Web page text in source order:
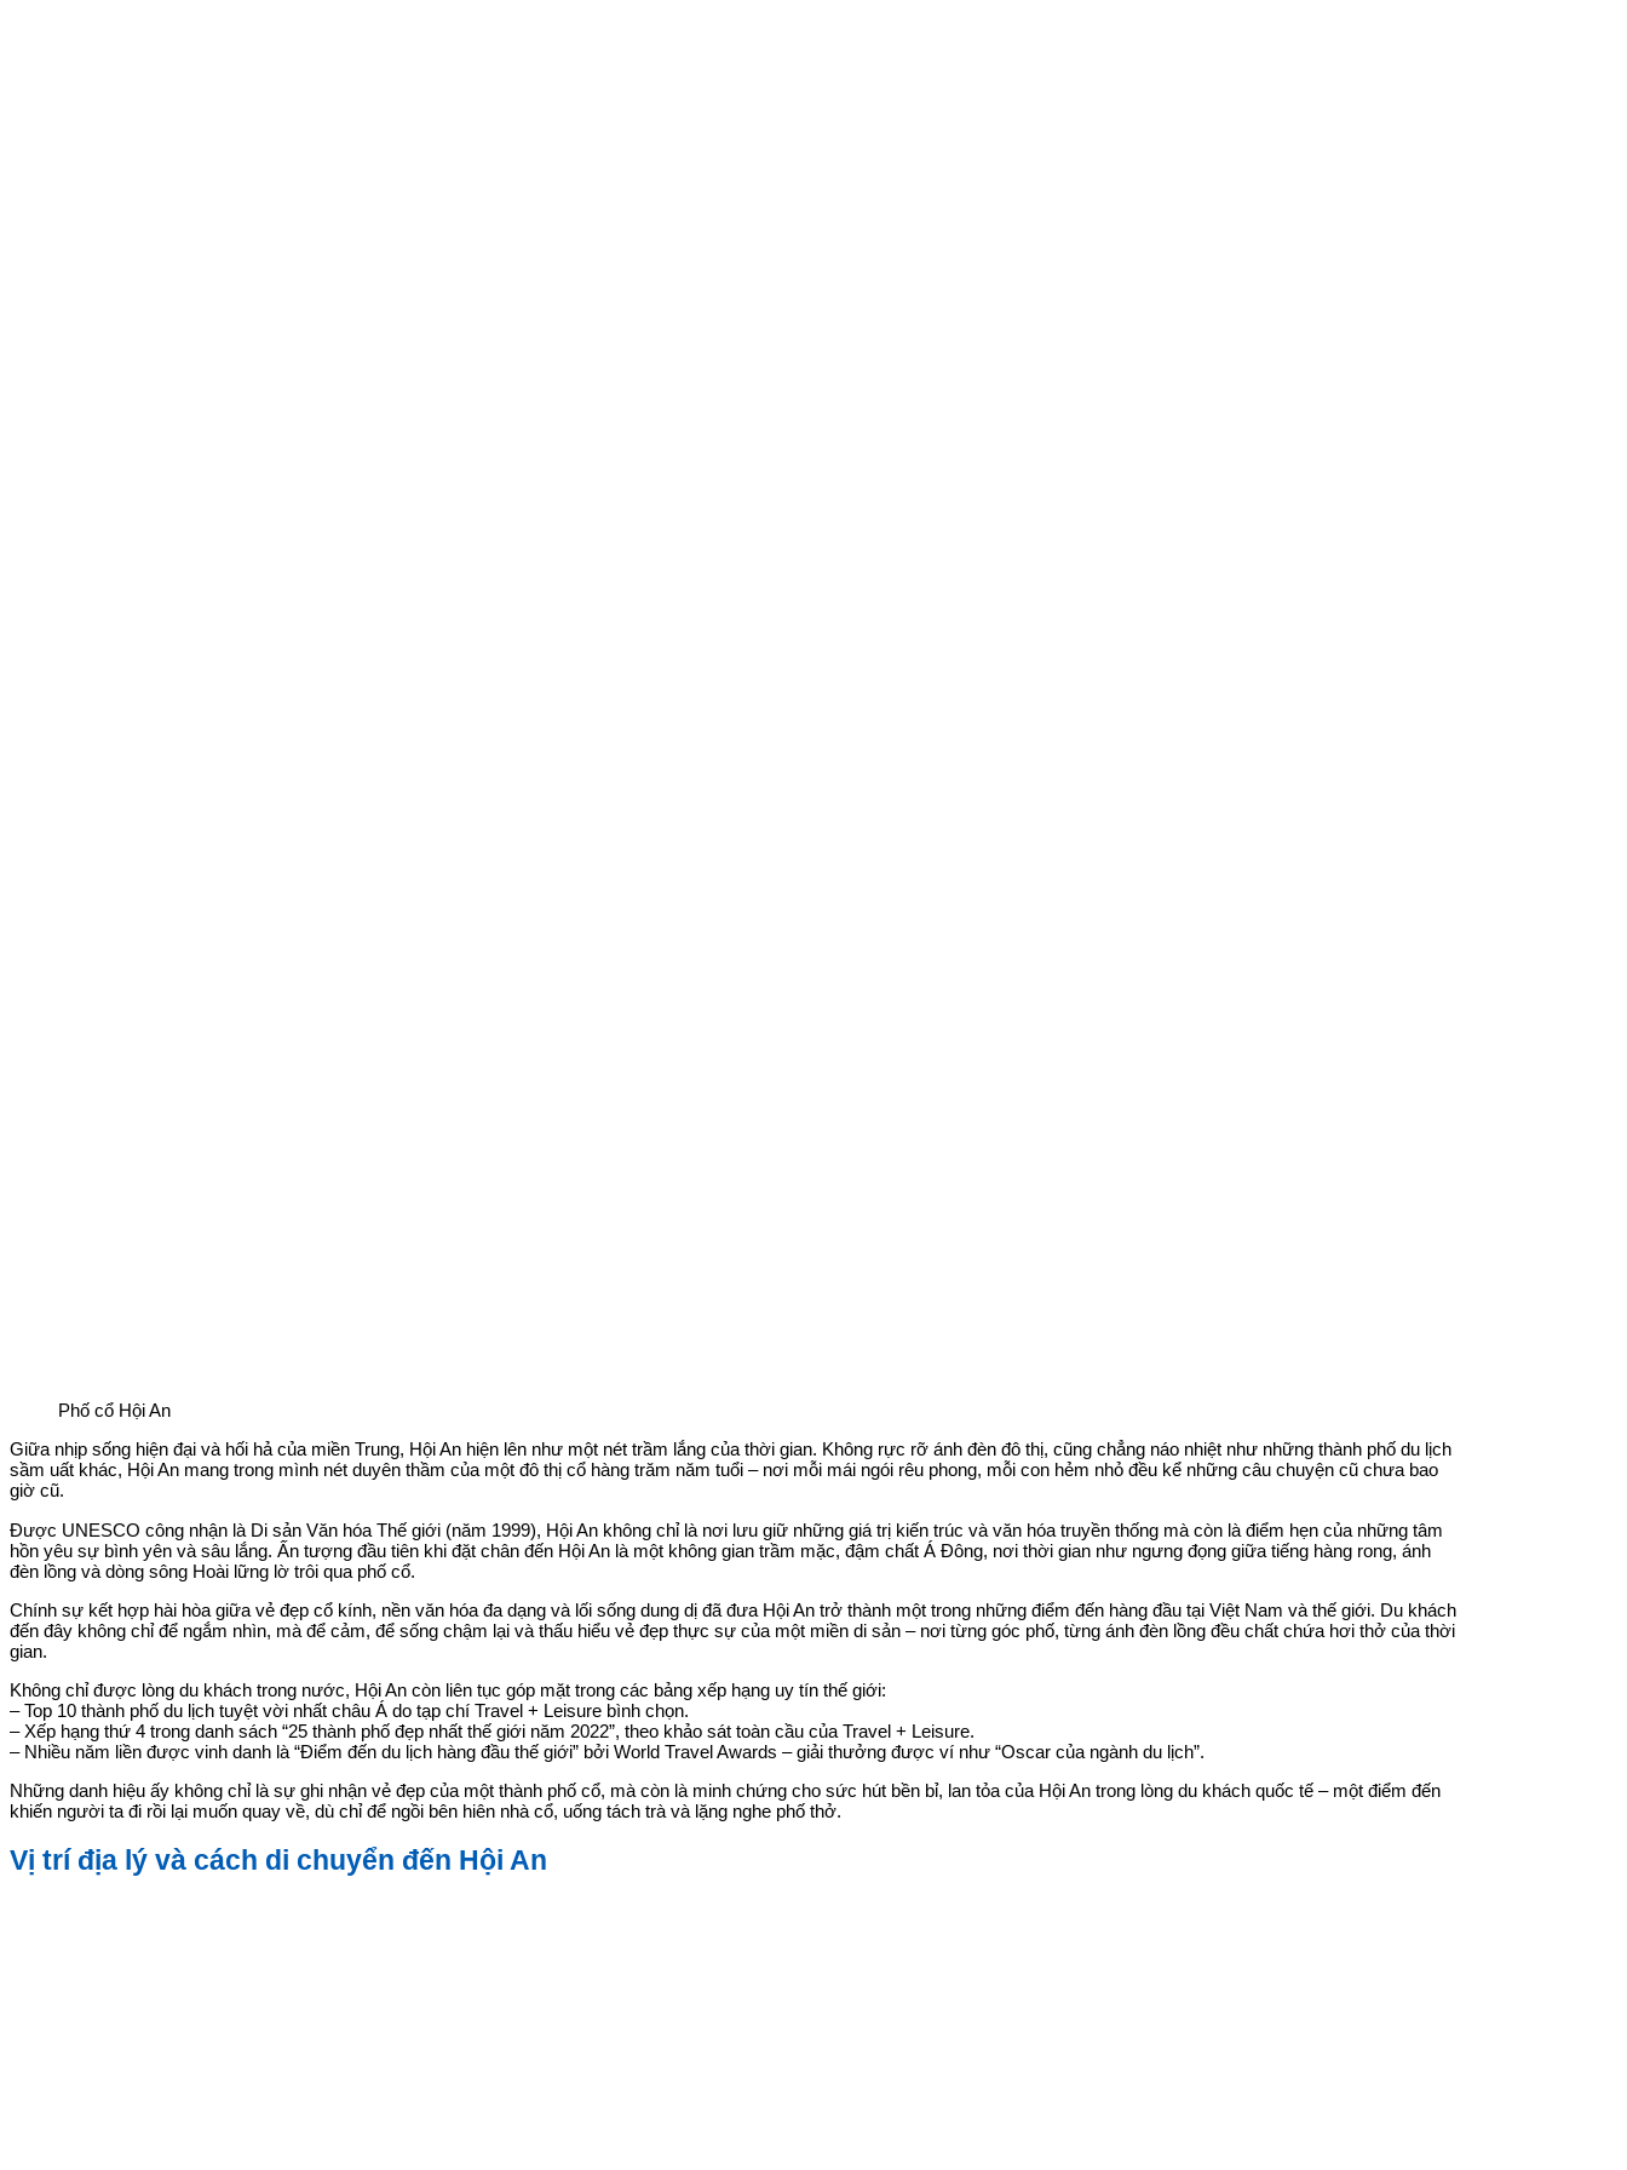
Phố cổ Hội An
Giữa nhịp sống hiện đại và hối hả của miền Trung, Hội An hiện lên như một nét trầm lắng của thời gian. Không rực rỡ ánh đèn đô thị, cũng chẳng náo nhiệt như những thành phố du lịch
sầm uất khác, Hội An mang trong mình nét duyên thầm của một đô thị cổ hàng trăm năm tuổi – nơi mỗi mái ngói rêu phong, mỗi con hẻm nhỏ đều kể những câu chuyện cũ chưa bao
giờ cũ.
Được UNESCO công nhận là Di sản Văn hóa Thế giới (năm 1999), Hội An không chỉ là nơi lưu giữ những giá trị kiến trúc và văn hóa truyền thống mà còn là điểm hẹn của những tâm
hồn yêu sự bình yên và sâu lắng. Ấn tượng đầu tiên khi đặt chân đến Hội An là một không gian trầm mặc, đậm chất Á Đông, nơi thời gian như ngưng đọng giữa tiếng hàng rong, ánh
đèn lồng và dòng sông Hoài lững lờ trôi qua phố cổ.
Chính sự kết hợp hài hòa giữa vẻ đẹp cổ kính, nền văn hóa đa dạng và lối sống dung dị đã đưa Hội An trở thành một trong những điểm đến hàng đầu tại Việt Nam và thế giới. Du khách
đến đây không chỉ để ngắm nhìn, mà để cảm, để sống chậm lại và thấu hiểu vẻ đẹp thực sự của một miền di sản – nơi từng góc phố, từng ánh đèn lồng đều chất chứa hơi thở của thời
gian.
Không chỉ được lòng du khách trong nước, Hội An còn liên tục góp mặt trong các bảng xếp hạng uy tín thế giới:
– Top 10 thành phố du lịch tuyệt vời nhất châu Á do tạp chí Travel + Leisure bình chọn.
– Xếp hạng thứ 4 trong danh sách “25 thành phố đẹp nhất thế giới năm 2022”, theo khảo sát toàn cầu của Travel + Leisure.
– Nhiều năm liền được vinh danh là “Điểm đến du lịch hàng đầu thế giới” bởi World Travel Awards – giải thưởng được ví như “Oscar của ngành du lịch”.
Những danh hiệu ấy không chỉ là sự ghi nhận vẻ đẹp của một thành phố cổ, mà còn là minh chứng cho sức hút bền bỉ, lan tỏa của Hội An trong lòng du khách quốc tế – một điểm đến
khiến người ta đi rồi lại muốn quay về, dù chỉ để ngồi bên hiên nhà cổ, uống tách trà và lặng nghe phố thở.
Vị trí địa lý và cách di chuyển đến Hội An